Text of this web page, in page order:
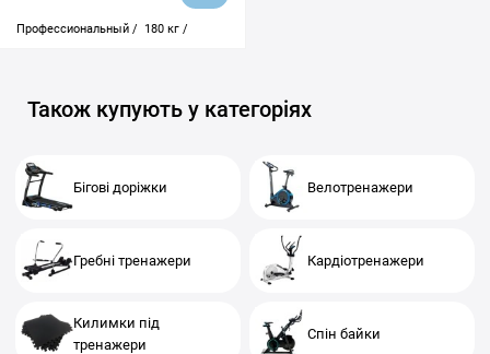
Профессиональный / 180 кг /
Також купують у категоріях
Бігові доріжки Велотренажери
Гребні тренажери Кардіотренажери
Килимки під
тренажери
Спін байки